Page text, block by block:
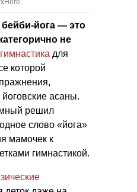
бейби-йога — это
не
гимнастика для
которой
асаны.
решил
слово «йога»
мамочек к
гимнастикой.